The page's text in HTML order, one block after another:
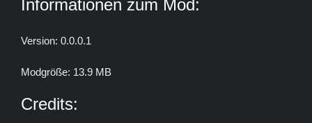
Informationen zum Mod:
Version: 0.0.0.1
Modgröße: 13.9 MB
Credits: